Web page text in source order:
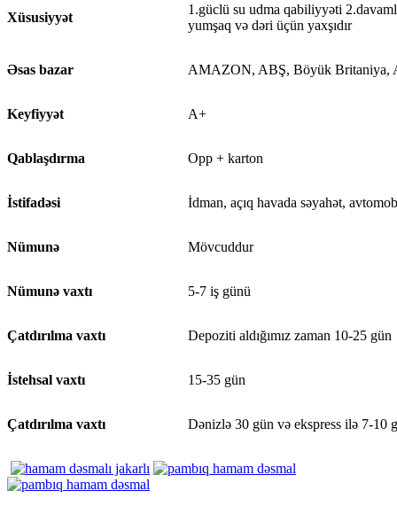
Xüsusiyyət
1.güclü su udma qabiliyyəti
yumşaq və dəri üçün yaxşıdır
Əsas bazar AMAZON, ABŞ, Böyük Britaniya,
Keyfiyyət A+
Qablaşdırma Opp + karton
İstifadəsi İdman, açıq havada səyahət,
Nümunə Mövcuddur
Nümunə vaxtı 5-7 iş günü
Çatdırılma vaxtı Depoziti aldığımız zaman 10-25 gün
İstehsal vaxtı 15-35 gün
Çatdırılma vaxtı Dənizlə 30 gün və ekspress ilə 7-10